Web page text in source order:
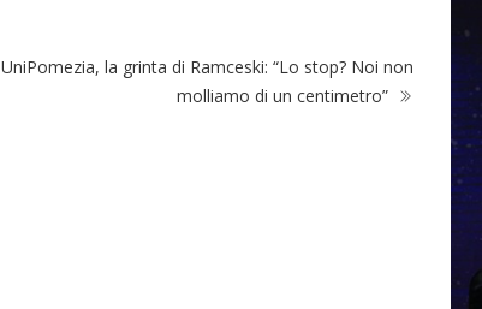
UniPomezia, la grinta di Ramceski: “Lo stop? Noi non
molliamo di un centimetro”